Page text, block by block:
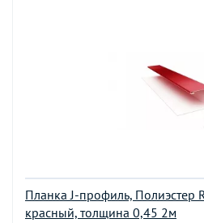
Планка J-профиль, Полиэстер
красный, толщина 0,45 2м